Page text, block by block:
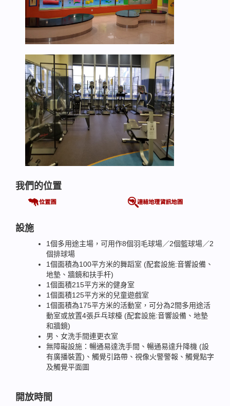
我們的位置
設施
1個多用途主場，可用作8個羽毛球場／2個籃球場／2
個排球場
1個面積為100平方米的舞蹈室 (配套設施:音響設備、
地墊、牆鏡和扶手杆)
1個面積215平方米的健身室
1個面積125平方米的兒童遊戲室
1個面積為175平方米的活動室，可分為2間多用途活
動室或放置4張乒乓球檯 (配套設施:音響設備、地墊
和牆鏡)
男、女洗手間連更衣室
無障礙設施：暢通易達洗手間、暢通易達升降機 (設
有廣播裝置)、觸覺引路帶、視像火警警報、觸覺點字
及觸覺平面圖
開放時間